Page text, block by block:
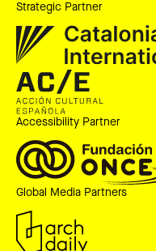
Strategic Partner
Accessibility Partner
Global Media Partners